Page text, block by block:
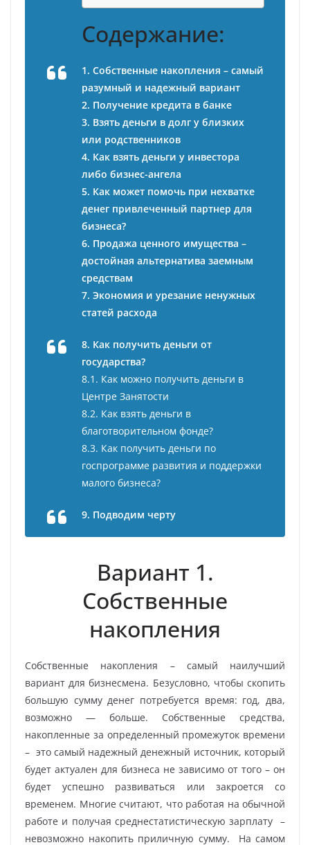
Содержание:
1. Собственные накопления – самый
разумный и надежный вариант
2. Получение кредита в банке
3. Взять деньги в долг у близких
или родственников
4. Как взять деньги у инвестора
либо бизнес-ангела
5. Как может помочь при нехватке
денег привлеченный партнер для
бизнеса?
6. Продажа ценного имущества –
достойная альтернатива заемным
средствам
7. Экономия и урезание ненужных
статей расхода
8. Как получить деньги от
государства?
8.1. Как можно получить деньги в
Центре Занятости
8.2. Как взять деньги в
благотворительном фонде?
8.3. Как получить деньги по
госпрограмме развития и поддержки
малого бизнеса?
9. Подводим черту
Вариант 1.
Собственные
накопления
Собственные накопления – самый наилучший
вариант для бизнесмена. Безусловно, чтобы скопить
большую сумму денег потребуется время: год, два,
возможно — больше. Собственные средства,
накопленные за определенный промежуток времени
– это самый надежный денежный источник, который
будет актуален для бизнеса не зависимо от того – он
будет успешно развиваться или закроется со
временем. Многие считают, что работая на обычной
работе и получая среднестатистическую зарплату –
невозможно накопить приличную сумму. На самом